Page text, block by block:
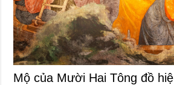
Mộ của Mười Hai Tông đồ